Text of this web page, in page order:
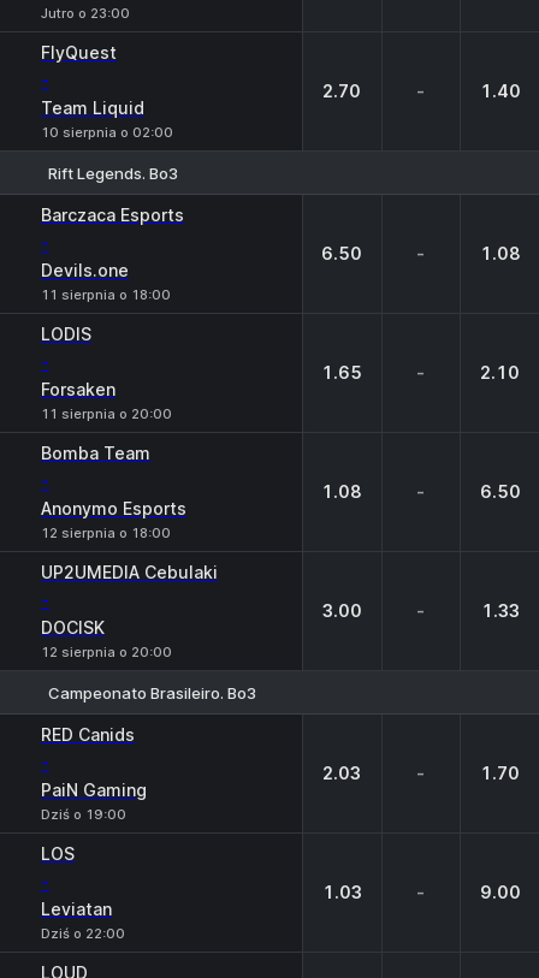
Jutro o 23:00
FlyQuest
-
Team Liquid
10 sierpnia o 02:00
2.70 - 1.40
Rift Legends. Bo3
Barczaca Esports
-
Devils.one
11 sierpnia o 18:00
6.50 - 1.08
LODIS
-
Forsaken
11 sierpnia o 20:00
1.65 - 2.10
Bomba Team
-
Anonymo Esports
12 sierpnia o 18:00
1.08 - 6.50
UP2UMEDIA Cebulaki
-
DOCISK
12 sierpnia o 20:00
3.00 - 1.33
Campeonato Brasileiro. Bo3
RED Canids
-
PaiN Gaming
Dziś o 19:00
2.03 - 1.70
LOS
-
Leviatan
Dziś o 22:00
1.03 - 9.00
LOUD